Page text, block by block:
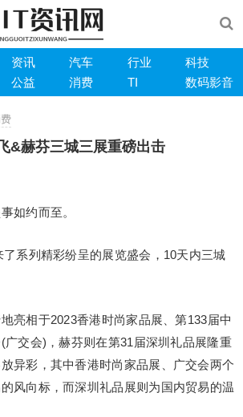
资讯 汽车 行业
科技
公益 消费 TI 数码影音
&赫芬三城三展重磅出击
如约而至。
系列精彩纷呈的展览盛会，10天内三城
亮相于2023香港时尚家品展、第133届中
广交会)，赫芬则在第31届深圳礼品展隆重
异彩，其中香港时尚家品展、广交会两个
风向标，而深圳礼品展则为国内贸易的温